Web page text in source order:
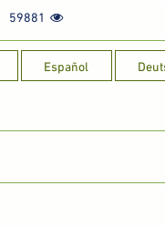
59881
Español